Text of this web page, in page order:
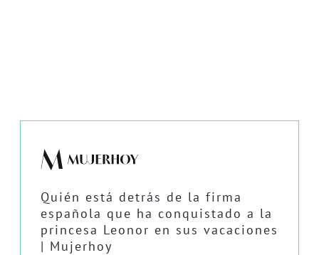
Quién está detrás de la firma
española que ha conquistado a la
princesa Leonor en sus vacaciones
| Mujerhoy